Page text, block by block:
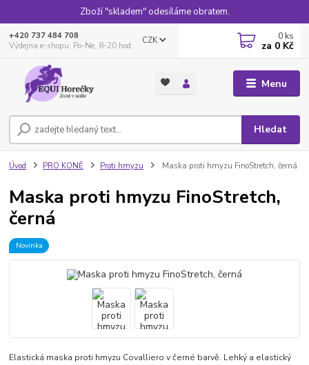
Zboží "skladem" odesíláme obratem.
Menu
CZK
Hledat
+420 737 484 708
Výdejna e-shopu: Po-Ne, 8-20 hod.
0 ks
za 0 Kč
Úvod PRO KONĚ Proti hmyzu Maska proti hmyzu FinoStretch, černá
Maska proti hmyzu FinoStretch,
černá
Novinka
Elastická maska proti hmyzu Covalliero v černé barvě. Lehký a elastický